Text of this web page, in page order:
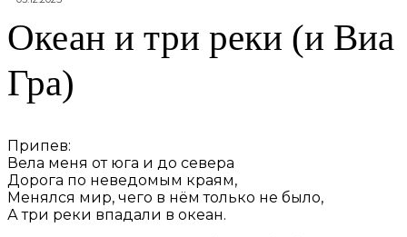
Океан и три реки (и Виа
Гра)
Припев:
Вела меня от юга и до севера
Дорога по неведомым краям,
Менялся мир, чего в нём только не было,
А три реки впадали в океан.